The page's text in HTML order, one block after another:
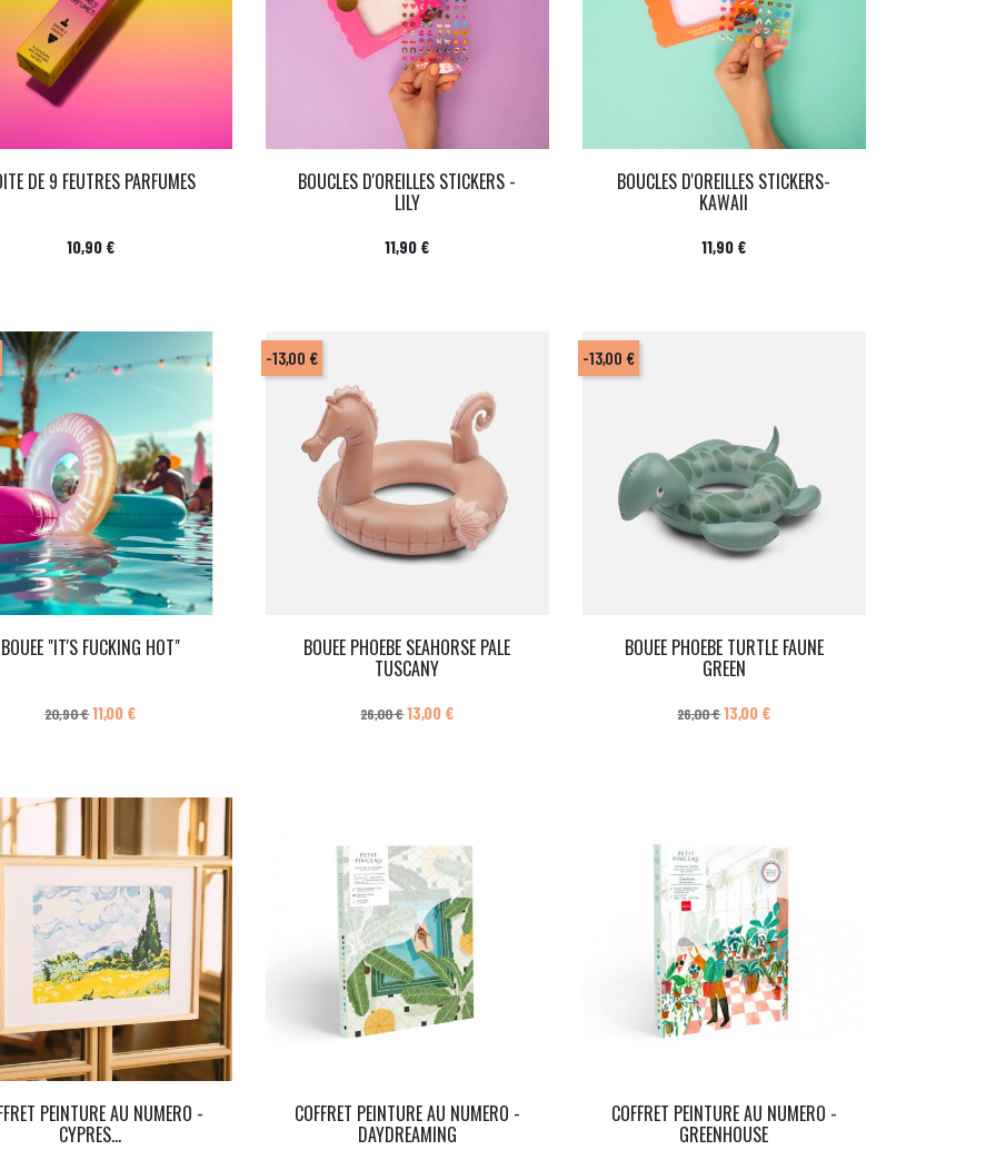
DE 9 FEUTRES PARFUMES
Prix
10,90 €
BOUCLES D'OREILLES STICKERS -
LILY
Prix
11,90 €
BOUCLES D'OREILLES STICKERS-
KAWAII
Prix
11,90 €
BOUEE "IT'S FUCKING HOT"
Prix de base
20,90 €Prix
11,00 €
BOUEE PHOEBE SEAHORSE PALE
TUSCANY
Prix de base
26,00 €Prix
13,00 €
-13,00 €
BOUEE PHOEBE TURTLE FAUNE
GREEN
Prix de base
26,00 €Prix
13,00 €
-13,00 €
PEINTURE AU NUMERO -
CYPRES...
COFFRET PEINTURE AU NUMERO -
DAYDREAMING
COFFRET PEINTURE AU NUMERO -
GREENHOUSE